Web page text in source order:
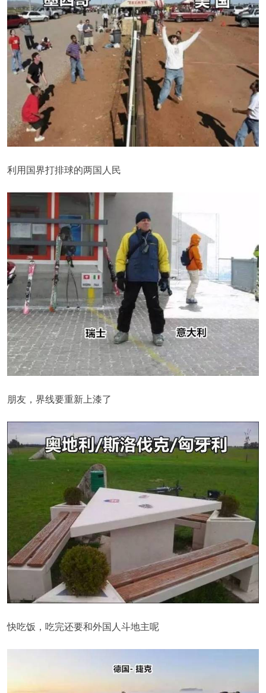
利用国界打排球的两国人民
朋友，界线要重新上漆了
快吃饭，吃完还要和外国人斗地主呢